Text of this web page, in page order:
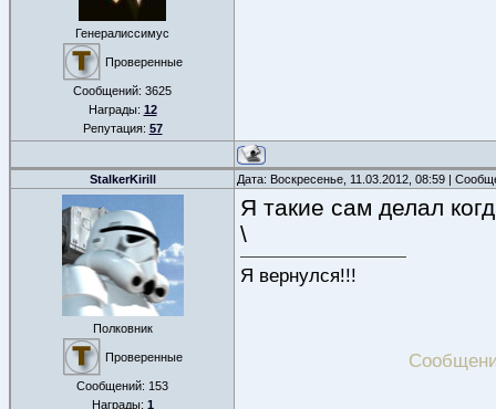
Генералиссимус
Проверенные
Сообщений: 3625
Награды: 12
Репутация: 57
StalkerKirill Дата: Воскресенье, 11.03.2012, 08:59 |
Полковник
Проверенные
Сообщений: 153
Награды: 1
Я такие сам делал
\
Я вернулся!!!